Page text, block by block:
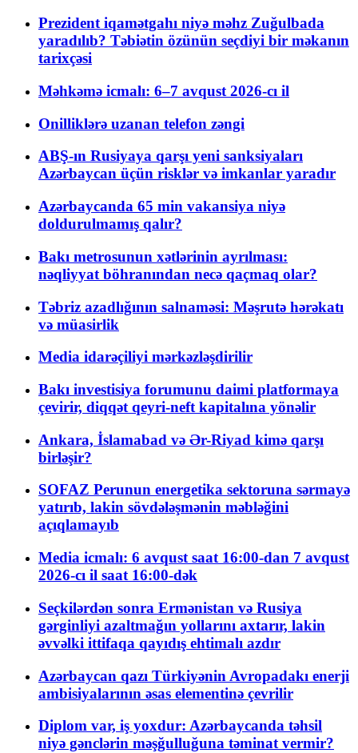
Prezident iqamətgahı niyə məhz Zuğulbada
yaradılıb? Təbiətin özünün seçdiyi bir məkanın
tarixçəsi
Məhkəmə icmalı: 6–7 avqust 2026-cı il
Onilliklərə uzanan telefon zəngi
ABŞ-ın Rusiyaya qarşı yeni sanksiyaları
Azərbaycan üçün risklər və imkanlar yaradır
Azərbaycanda 65 min vakansiya niyə
doldurulmamış qalır?
Bakı metrosunun xətlərinin ayrılması:
nəqliyyat böhranından necə qaçmaq olar?
Təbriz azadlığının salnaməsi: Məşrutə hərəkatı
və müasirlik
Media idarəçiliyi mərkəzləşdirilir
Bakı investisiya forumunu daimi platformaya
çevirir, diqqət qeyri-neft kapitalına yönəlir
Ankara, İslamabad və Ər-Riyad kimə qarşı
birləşir?
SOFAZ Perunun energetika sektoruna sərmayə
yatırıb, lakin sövdələşmənin məbləğini
açıqlamayıb
Media icmalı: 6 avqust saat 16:00-dan 7 avqust
2026-cı il saat 16:00-dək
Seçkilərdən sonra Ermənistan və Rusiya
gərginliyi azaltmağın yollarını axtarır, lakin
əvvəlki ittifaqa qayıdış ehtimalı azdır
Azərbaycan qazı Türkiyənin Avropadakı enerji
ambisiyalarının əsas elementinə çevrilir
Diplom var, iş yoxdur: Azərbaycanda təhsil
niyə gənclərin məşğulluğuna təminat vermir?